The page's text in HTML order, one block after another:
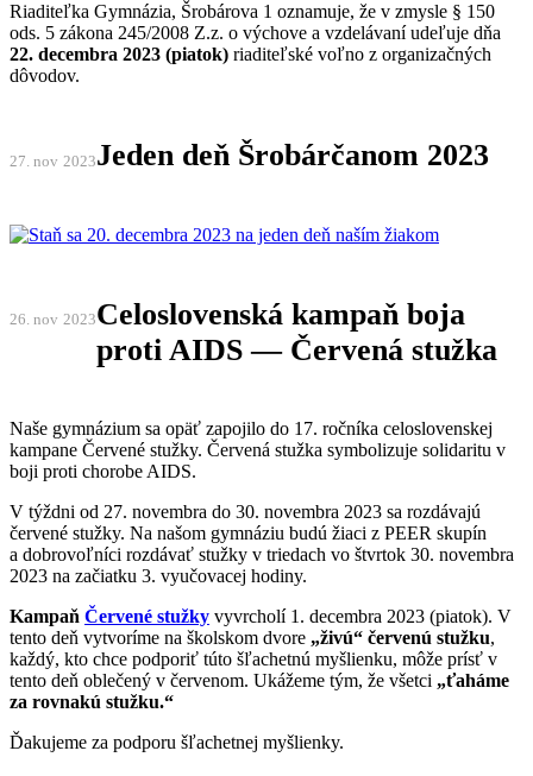
Riaditeľka Gymnázia, Šrobárova 1 oznamuje, že v zmysle § 150
ods. 5 zákona 245/2008 Z.z. o výchove a vzdelávaní udeľuje dňa
22. decembra 2023 (piatok) riaditeľské voľno z organizačných
dôvodov.
27. nov 2023Jeden deň Šrobárčanom 2023
26. nov 2023Celoslovenská kampaň boja
proti AIDS — Červená stužka
Naše gymnázium sa opäť zapojilo do 17. ročníka celoslovenskej
kampane Červené stužky. Červená stužka symbolizuje solidaritu v
boji proti chorobe AIDS.
V týždni od 27. novembra do 30. novembra 2023 sa rozdávajú
červené stužky. Na našom gymnáziu budú žiaci z PEER skupín
a dobrovoľníci rozdávať stužky v triedach vo štvrtok 30. novembra
2023 na začiatku 3. vyučovacej hodiny.
Kampaň Červené stužky vyvrcholí 1. decembra 2023 (piatok). V
tento deň vytvoríme na školskom dvore „živú“ červenú stužku,
každý, kto chce podporiť túto šľachetnú myšlienku, môže prísť v
tento deň oblečený v červenom. Ukážeme tým, že všetci „ťaháme
za rovnakú stužku.“
Ďakujeme za podporu šľachetnej myšlienky.